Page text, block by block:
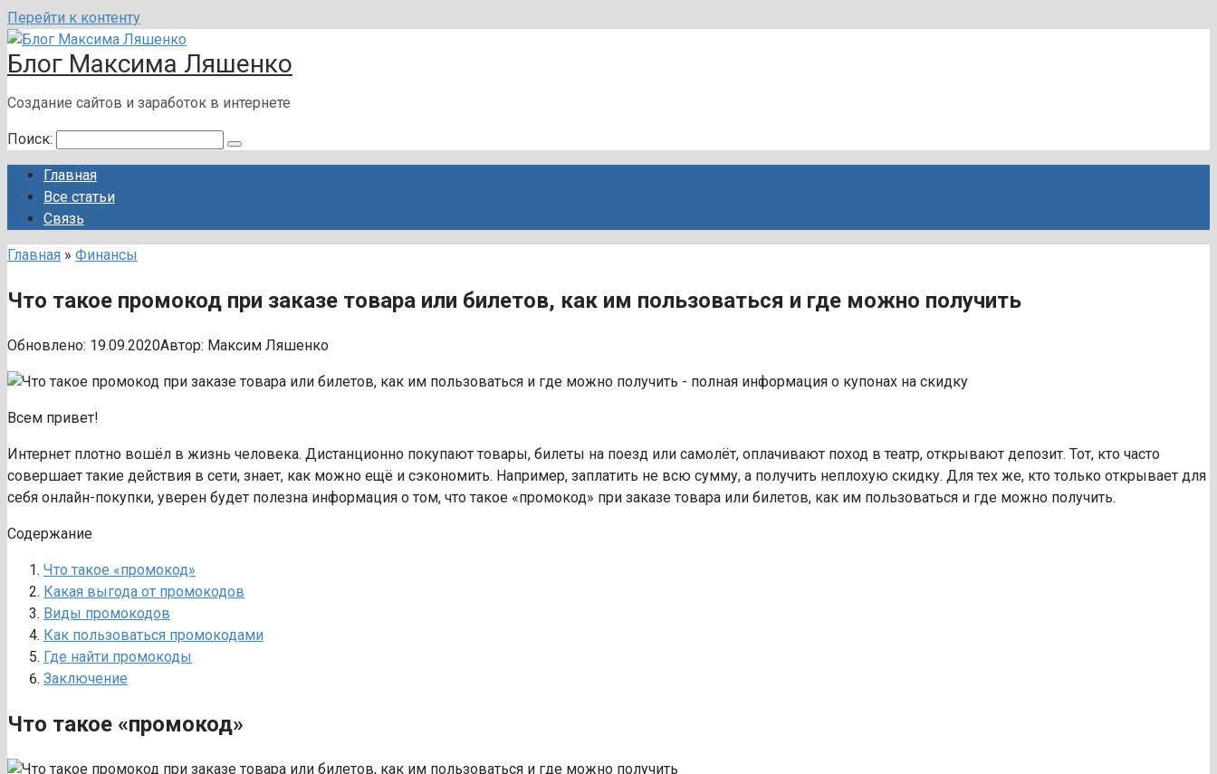
Перейти к контенту
Блог Максима Ляшенко
Создание сайтов и заработок в интернете
Поиск:
Главная
Все статьи
Связь
Главная » Финансы
Что такое промокод при заказе товара или билетов, как им пользоваться и где можно получить
Обновлено: 19.09.2020Автор: Максим Ляшенко
Всем привет!
Интернет плотно вошёл в жизнь человека. Дистанционно покупают товары, билеты на поезд или самолёт, оплачивают поход в театр, открывают депозит. Тот, кто часто
совершает такие действия в сети, знает, как можно ещё и сэкономить. Например, заплатить не всю сумму, а получить неплохую скидку. Для тех же, кто только открывает для
себя онлайн-покупки, уверен будет полезна информация о том, что такое «промокод» при заказе товара или билетов, как им пользоваться и где можно получить.
Содержание
Что такое «промокод»
Какая выгода от промокодов
Виды промокодов
Как пользоваться промокодами
Где найти промокоды
Заключение
Что такое «промокод»